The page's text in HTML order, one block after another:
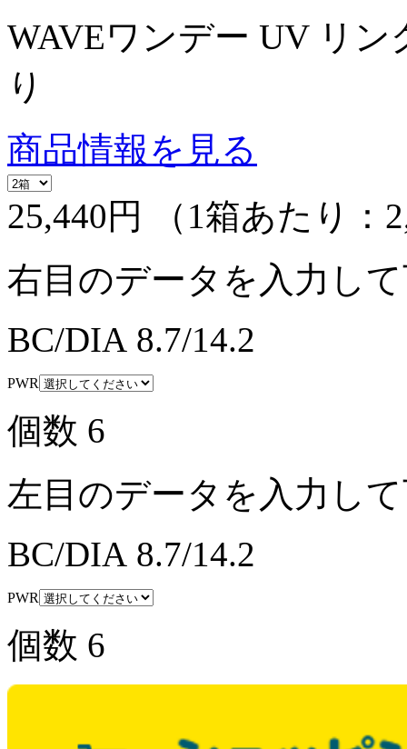
WAVEワンデー UV リン
り
商品情報を見る
25,440円
（1箱あたり：
右目のデータを入力し
BC/DIA 8.7/14.2
PWR
個数 6
左目のデータを入力し
BC/DIA 8.7/14.2
PWR
個数 6